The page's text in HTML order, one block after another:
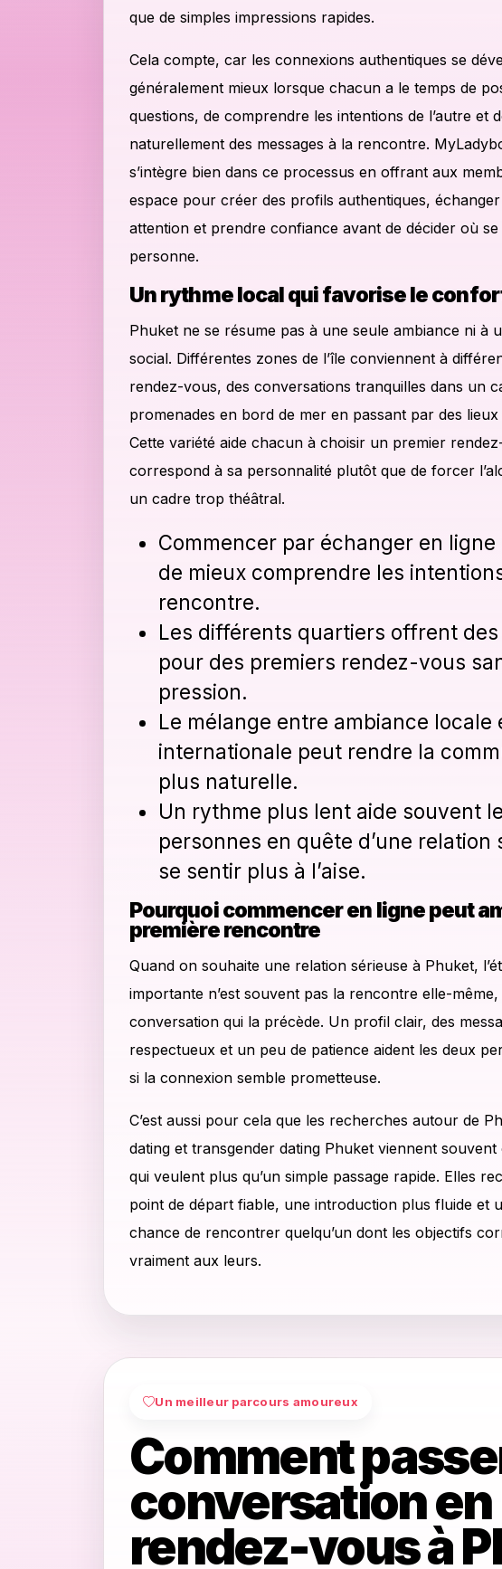
que de simples impressions rapides.
Cela compte, car les connexions authentiques se
généralement mieux lorsque chacun a le temps de
questions, de comprendre les intentions de l’autre et
naturellement des messages à la rencontre.
s’intègre bien dans ce processus en offrant aux
espace pour créer des profils authentiques,
attention et prendre confiance avant de décider où
personne.
Un rythme local qui favorise le
Phuket ne se résume pas à une seule ambiance ni à
social. Différentes zones de l’île conviennent à
rendez-vous, des conversations tranquilles dans un
promenades en bord de mer en passant par des lieux
Cette variété aide chacun à choisir un premier
correspond à sa personnalité plutôt que de forcer
un cadre trop théâtral.
Commencer par échanger en
de mieux comprendre les
rencontre.
Les différents quartiers offrent
pour des premiers rendez-vous
pression.
Le mélange entre ambiance locale
internationale peut rendre la
plus naturelle.
Un rythme plus lent aide souvent
personnes en quête d’une relation
se sentir plus à l’aise.
Pourquoi commencer en ligne peut
première rencontre
Quand on souhaite une relation sérieuse à Phuket,
importante n’est souvent pas la rencontre elle-même,
conversation qui la précède. Un profil clair, des
respectueux et un peu de patience aident les deux
si la connexion semble prometteuse.
C’est aussi pour cela que les recherches autour de
dating et transgender dating Phuket viennent souvent
qui veulent plus qu’un simple passage rapide. Elles
point de départ fiable, une introduction plus fluide et
chance de rencontrer quelqu’un dont les objectifs
vraiment aux leurs.
Un meilleur parcours amoureux
Comment
conversation en
rendez-vous à